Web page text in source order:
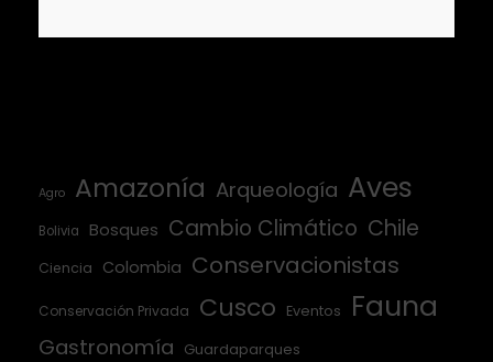
Agro Amazonía Arqueología Aves
Bolivia Bosques Cambio Climático Chile
Ciencia Colombia Conservacionistas
Conservación Privada Cusco Eventos Fauna
Gastronomía Guardaparques